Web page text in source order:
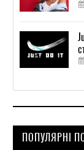
ПОПУЛЯРНІ